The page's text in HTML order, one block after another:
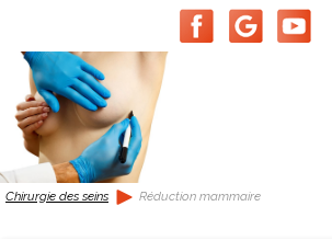
Chirurgie des seins Réduction mammaire